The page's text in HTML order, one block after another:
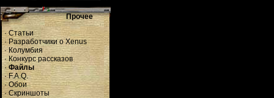
Прочее
·Статьи
·Разработчики о Xenus
·Колумбия
·Конкурс рассказов
·Файлы
·F.A.Q.
· Обои
· Скриншоты